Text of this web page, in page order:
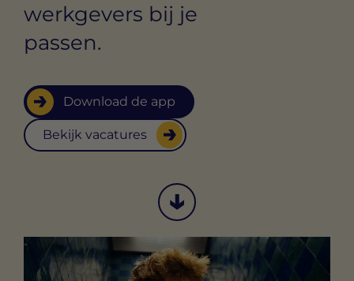
werkgevers bij je
passen.
Download de app
Bekijk vacatures